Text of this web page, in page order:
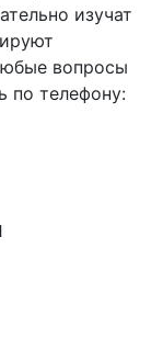
изучат
вопросы
по телефону: